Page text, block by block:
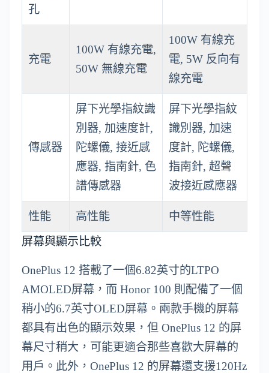
孔
充電
100W 有線充電,
50W 無線充電
100W 有線充
電, 5W 反向有
線充電
傳感器
屏下光學指紋識
別器, 加速度計,
陀螺儀, 接近感
應器, 指南針, 色
譜傳感器
屏下光學指紋
識別器, 加速
度計, 陀螺儀,
指南針, 超聲
波接近感應器
性能 高性能
中等性能
屏幕與顯示比較
OnePlus 12 搭載了一個6.82英寸的LTPO
AMOLED屏幕，而 Honor 100 則配備了一個
稍小的6.7英寸OLED屏幕。兩款手機的屏幕
都具有出色的顯示效果，但 OnePlus 12 的屏
幕尺寸稍大，可能更適合那些喜歡大屏幕的
用戶。此外，OnePlus 12 的屏幕還支援120Hz